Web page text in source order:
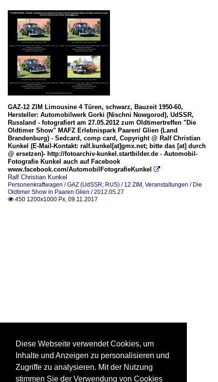
GAZ-12 ZIM Limousine 4 Türen, schwarz, Bauzeit 1950-60,
Hersteller: Automobilwerk Gorki (Nischni Nowgorod), UdSSR,
Russland - fotografiert am 27.05.2012 zum Oldtimertreffen "Die
Oldtimer Show" MAFZ Erlebnispark Paaren/ Glien (Land
Brandenburg) - Sedcard, comp card, Copyright @ Ralf Christian
Kunkel (E-Mail-Kontakt: ralf.kunkel[at]gmx.net; bitte das [at] durch
@ ersetzen)- http://fotoarchiv-kunkel.startbilder.de - Automobil-
Fotografie Kunkel auch auf Facebook
www.facebook.com/AutomobilFotografieKunkel

Ralf Christian Kunkel
Personenkraftwagen / GAZ (UdSSR; RUS) / 12 ZIM , Veranstaltungen / Die
Oldtimer Show in Paaren Glien / 2012.05.27
 450 1200x1000 Px, 09.11.2017
Diese Webseite verwendet Cookies, um
Inhalte und Anzeigen zu personalisieren und
Zugriffe zu analysieren. Mit der Nutzung
stimmen Sie der Verwendung von Cookies